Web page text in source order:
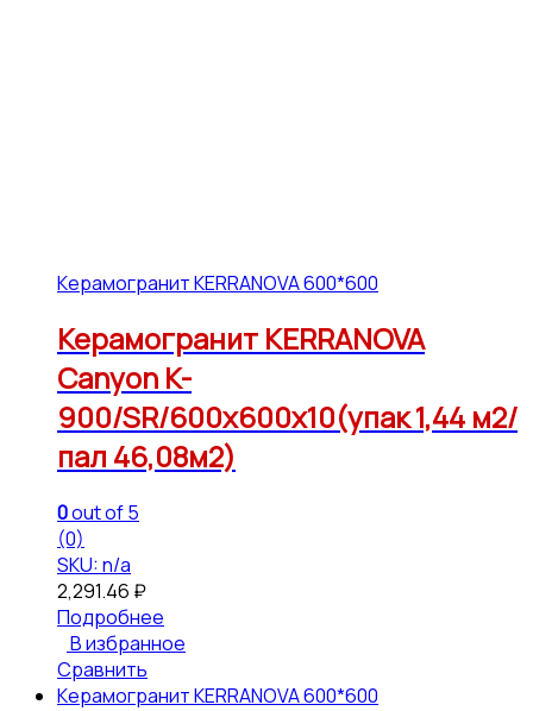
Керамогранит KERRANOVA 600*600
Керамогранит KERRANOVA
Canyon K-
900/SR/600x600x10(упак 1,44 м2/
пал 46,08м2)
0out of 5
(0)
SKU: n/a
2,291.46 ₽
Подробнее
В избранное
Сравнить
Керамогранит KERRANOVA 600*600